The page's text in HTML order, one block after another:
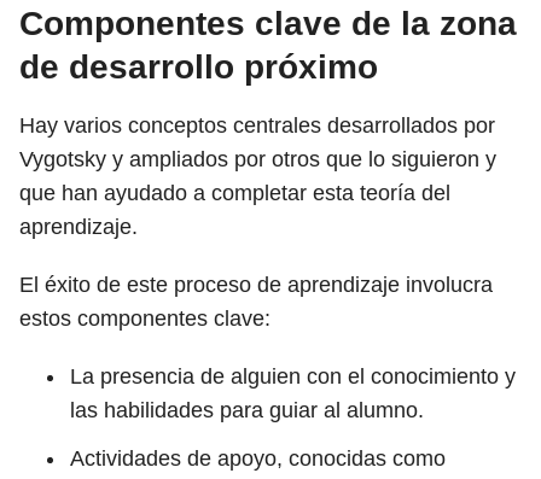
Componentes clave de la zona
de desarrollo próximo
Hay varios conceptos centrales desarrollados por
Vygotsky y ampliados por otros que lo siguieron y
que han ayudado a completar esta teoría del
aprendizaje.
El éxito de este proceso de aprendizaje involucra
estos componentes clave:
La presencia de alguien con el conocimiento y
las habilidades para guiar al alumno.
Actividades de apoyo, conocidas como